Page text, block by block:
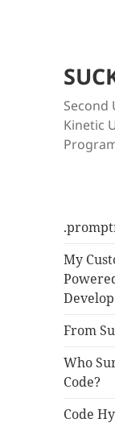
Second
Kinetic
My
From
Who
Code?
Code